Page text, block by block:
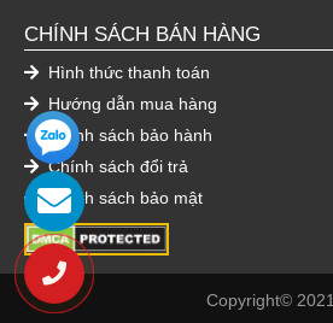
CHÍNH SÁCH BÁN HÀNG
Hình thức thanh toán
Hướng dẫn mua hàng
Chính sách bảo hành
Chính sách đổi trả
Chính sách bảo mật
Copyright© 2021